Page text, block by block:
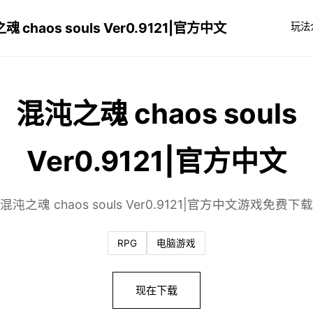
魂 chaos souls Ver0.9121|官方中文 玩法
混沌之魂 chaos souls
Ver0.9121|官方中文
混沌之魂 chaos souls Ver0.9121|官方中文游戏免费下载
RPG 电脑游戏
现在下载